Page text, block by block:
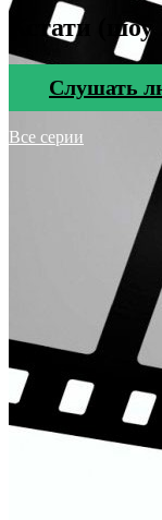
Кстати
Cлушать
Все серии